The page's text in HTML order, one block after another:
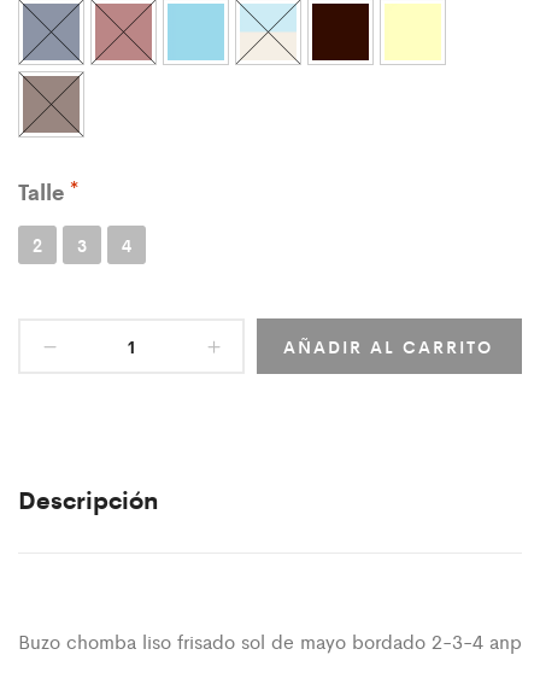
Talle
2 3 4
AÑADIR AL CARRITO
Descripción
Buzo chomba liso frisado sol de mayo bordado 2-3-4 anp